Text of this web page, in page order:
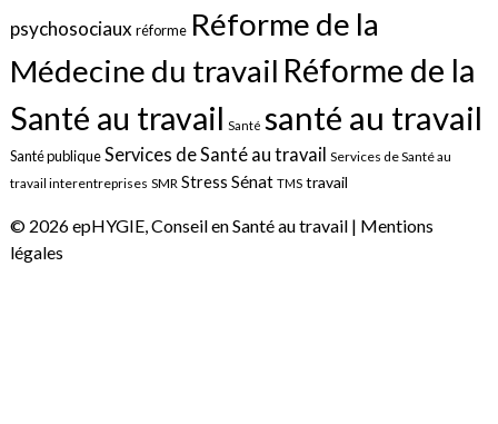
psychosociaux réforme Réforme de la
Médecine du travail Réforme de la
Santé au travail Santé santé au travail
Santé publique Services de Santé au travail Services de Santé au
travail interentreprises SMR Stress Sénat TMS travail
© 2026 epHYGIE, Conseil en Santé au travail | Mentions
légales